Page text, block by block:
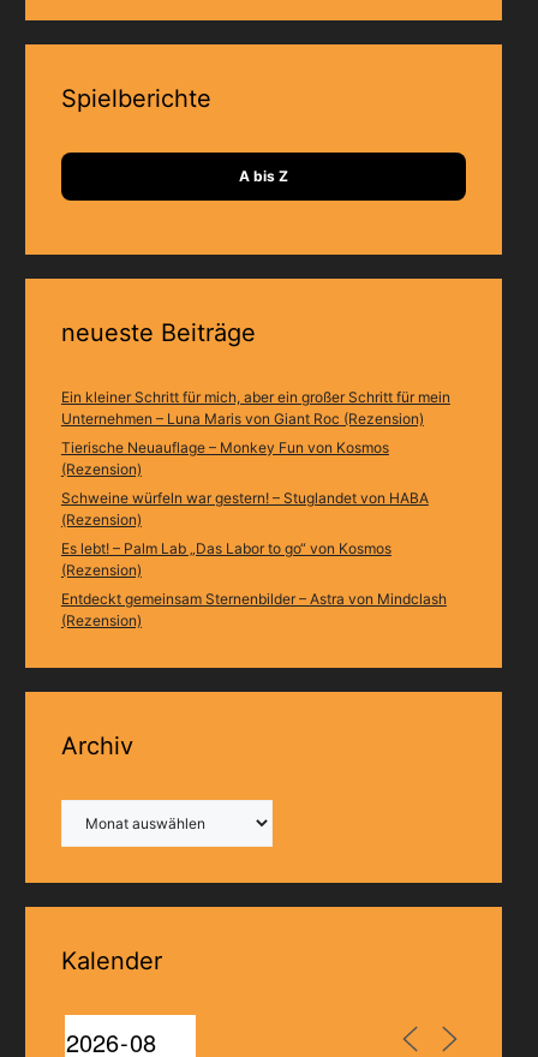
Spielberichte
A bis Z
neueste Beiträge
Ein kleiner Schritt für mich, aber ein großer Schritt für mein
Unternehmen – Luna Maris von Giant Roc (Rezension)
Tierische Neuauflage – Monkey Fun von Kosmos
(Rezension)
Schweine würfeln war gestern! – Stuglandet von HABA
(Rezension)
Es lebt! – Palm Lab „Das Labor to go“ von Kosmos
(Rezension)
Entdeckt gemeinsam Sternenbilder – Astra von Mindclash
(Rezension)
Archiv
Kalender